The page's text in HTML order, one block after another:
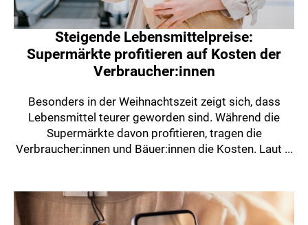
Steigende Lebensmittelpreise:
Supermärkte profitieren auf Kosten der
Verbraucher:innen
Besonders in der Weihnachtszeit zeigt sich, dass
Lebensmittel teurer geworden sind. Während die
Supermärkte davon profitieren, tragen die
Verbraucher:innen und Bäuer:innen die Kosten. Laut ...